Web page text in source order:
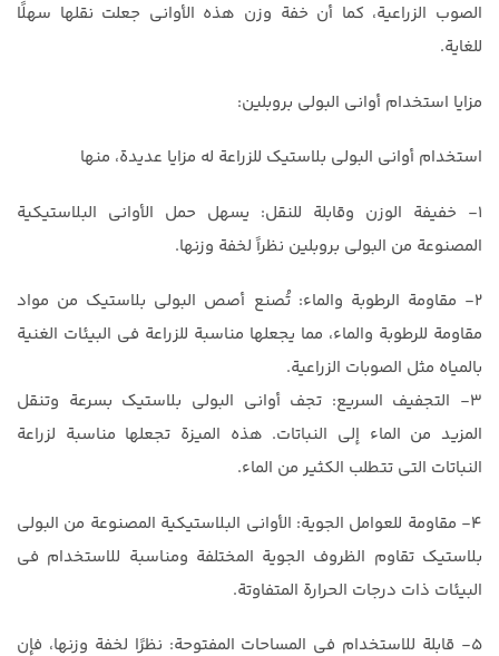
الصوب الزراعية، كما أن خفة وزن هذه الأواني جعلت نقلها سهلًا
للغاية.
مزايا استخدام أواني البولي بروبلين:
استخدام أواني البولي بلاستيك للزراعة له مزايا عديدة، منها
1- خفيفة الوزن وقابلة للنقل: يسهل حمل الأواني البلاستيكية
المصنوعة من البولي بروبلين نظراً لخفة وزنها.
2- مقاومة الرطوبة والماء: تُصنع أصص البولي بلاستيك من مواد
مقاومة للرطوبة والماء، مما يجعلها مناسبة للزراعة في البيئات الغنية
بالمياه مثل الصوبات الزراعية.
3- التجفيف السريع: تجف أواني البولي بلاستيك بسرعة وتنقل
المزيد من الماء إلى النباتات. هذه الميزة تجعلها مناسبة لزراعة
النباتات التي تتطلب الكثير من الماء.
4- مقاومة للعوامل الجوية: الأواني البلاستيكية المصنوعة من البولي
بلاستيك تقاوم الظروف الجوية المختلفة ومناسبة للاستخدام في
البيئات ذات درجات الحرارة المتفاوتة.
5- قابلة للاستخدام في المساحات المفتوحة: نظرًا لخفة وزنها، فإن